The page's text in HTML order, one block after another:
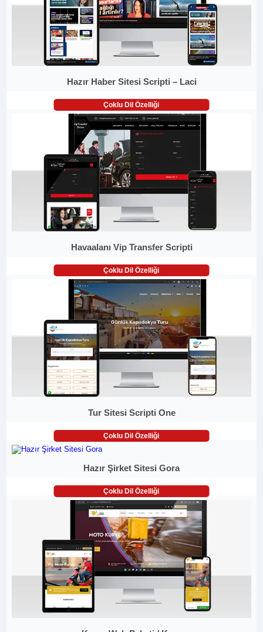
Hazır Haber Sitesi Scripti – Laci
Çoklu Dil Özelliği
Havaalanı Vip Transfer Scripti
Çoklu Dil Özelliği
Tur Sitesi Scripti One
Çoklu Dil Özelliği
Hazır Şirket Sitesi Gora
Çoklu Dil Özelliği